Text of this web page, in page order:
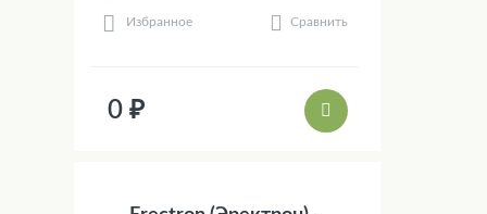
Избранное Сравнить
0 ₽